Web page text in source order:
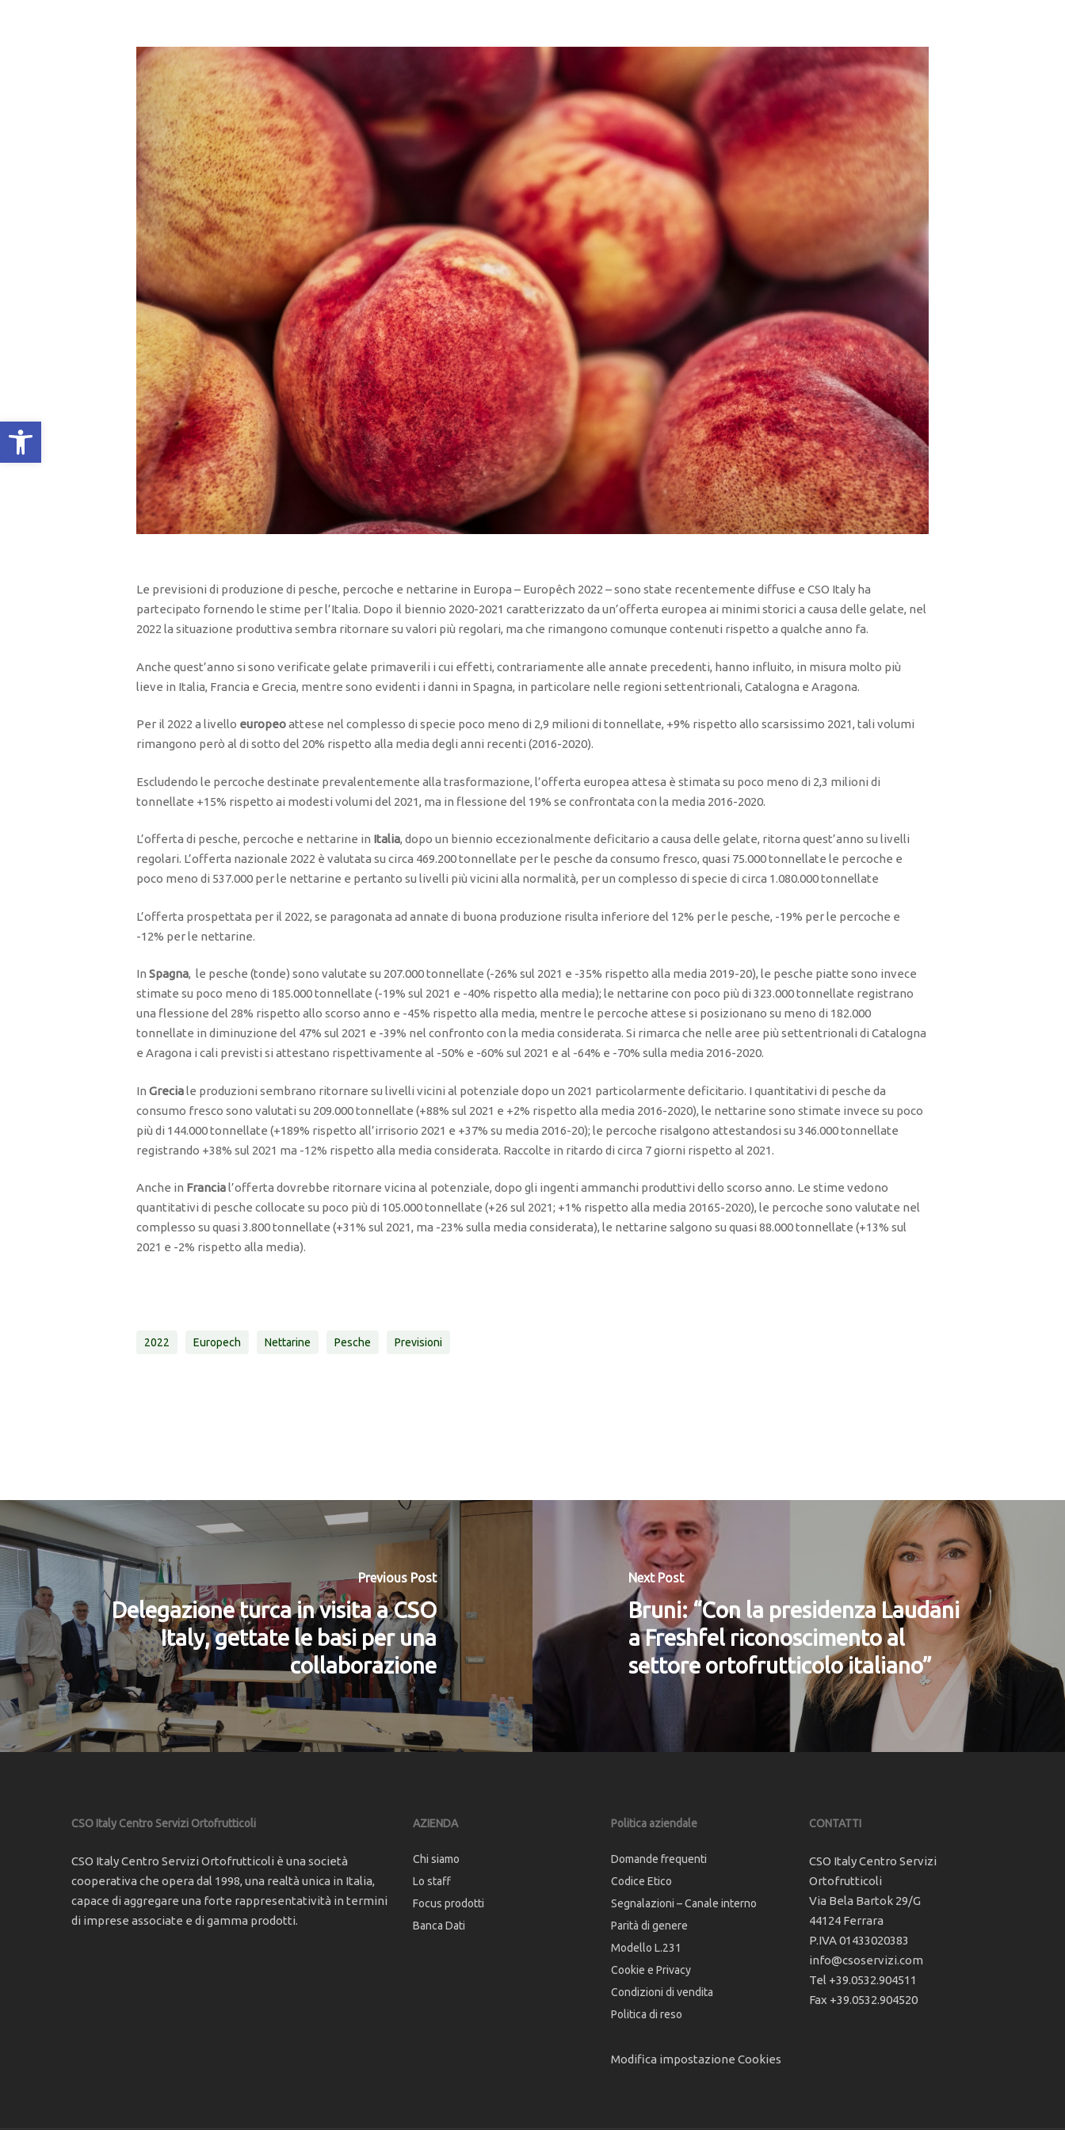
Apri la barra degli strumenti
Le previsioni di produzione di pesche, percoche e nettarine in Europa – Europêch 2022 – sono state recentemente diffuse e CSO Italy ha
partecipato fornendo le stime per l’Italia. Dopo il biennio 2020-2021 caratterizzato da un’offerta europea ai minimi storici a causa delle gelate, nel
2022 la situazione produttiva sembra ritornare su valori più regolari, ma che rimangono comunque contenuti rispetto a qualche anno fa.
Anche quest’anno si sono verificate gelate primaverili i cui effetti, contrariamente alle annate precedenti, hanno influito, in misura molto più
lieve in Italia, Francia e Grecia, mentre sono evidenti i danni in Spagna, in particolare nelle regioni settentrionali, Catalogna e Aragona.
Per il 2022 a livello europeoattese nel complesso di specie poco meno di 2,9 milioni di tonnellate, +9% rispetto allo scarsissimo 2021, tali volumi
rimangono però al di sotto del 20% rispetto alla media degli anni recenti (2016-2020).
Escludendo le percoche destinate prevalentemente alla trasformazione, l’offerta europea attesa è stimata su poco meno di 2,3 milioni di
tonnellate +15% rispetto ai modesti volumi del 2021, ma in flessione del 19% se confrontata con la media 2016-2020.
L’offerta di pesche, percoche e nettarine in Italia, dopo un biennio eccezionalmente deficitario a causa delle gelate, ritorna quest’anno su livelli
regolari. L’offerta nazionale 2022 è valutata su circa 469.200 tonnellate per le pesche da consumo fresco, quasi 75.000 tonnellate le percoche e
poco meno di 537.000 per le nettarine e pertanto su livelli più vicini alla normalità, per un complesso di specie di circa 1.080.000 tonnellate
L’offerta prospettata per il 2022, se paragonata ad annate di buona produzione risulta inferiore del 12% per le pesche, -19% per le percoche e
-12% per le nettarine.
In Spagna, le pesche (tonde) sono valutate su 207.000 tonnellate (-26% sul 2021 e -35% rispetto alla media 2019-20), le pesche piatte sono invece
stimate su poco meno di 185.000 tonnellate (-19% sul 2021 e -40% rispetto alla media); le nettarine con poco più di 323.000 tonnellate registrano
una flessione del 28% rispetto allo scorso anno e -45% rispetto alla media, mentre le percoche attese si posizionano su meno di 182.000
tonnellate in diminuzione del 47% sul 2021 e -39% nel confronto con la media considerata. Si rimarca che nelle aree più settentrionali di Catalogna
e Aragona i cali previsti si attestano rispettivamente al -50% e -60% sul 2021 e al -64% e -70% sulla media 2016-2020.
In Grecia le produzioni sembrano ritornare su livelli vicini al potenziale dopo un 2021 particolarmente deficitario. I quantitativi di pesche da
consumo fresco sono valutati su 209.000 tonnellate (+88% sul 2021 e +2% rispetto alla media 2016-2020), le nettarine sono stimate invece su poco
più di 144.000 tonnellate (+189% rispetto all’irrisorio 2021 e +37% su media 2016-20); le percoche risalgono attestandosi su 346.000 tonnellate
registrando +38% sul 2021 ma -12% rispetto alla media considerata. Raccolte in ritardo di circa 7 giorni rispetto al 2021.
Anche in Francia l’offerta dovrebbe ritornare vicina al potenziale, dopo gli ingenti ammanchi produttivi dello scorso anno. Le stime vedono
quantitativi di pesche collocate su poco più di 105.000 tonnellate (+26 sul 2021; +1% rispetto alla media 20165-2020), le percoche sono valutate nel
complesso su quasi 3.800 tonnellate (+31% sul 2021, ma -23% sulla media considerata), le nettarine salgono su quasi 88.000 tonnellate (+13% sul
2021 e -2% rispetto alla media).
2022 Europech Nettarine Pesche Previsioni
Previous Post
Delegazione turca in visita a CSO
Italy, gettate le basi per una
collaborazione
Next Post
Bruni: “Con la presidenza Laudani
a Freshfel riconoscimento al
settore ortofrutticolo italiano”
CSO Italy Centro Servizi Ortofrutticoli
CSO Italy Centro Servizi Ortofrutticoli è una società
cooperativa che opera dal 1998, una realtà unica in Italia,
capace di aggregare una forte rappresentatività in termini
di imprese associate e di gamma prodotti.
AZIENDA
Chi siamo
Lo staff
Focus prodotti
Banca Dati
Politica aziendale
Domande frequenti
Codice Etico
Segnalazioni – Canale interno
Parità di genere
Modello L.231
Cookie e Privacy
Condizioni di vendita
Politica di reso
Modifica impostazione Cookies
CONTATTI
CSO Italy Centro Servizi
Ortofrutticoli
Via Bela Bartok 29/G
44124 Ferrara
P.IVA 01433020383
info@csoservizi.com
Tel +39.0532.904511
Fax +39.0532.904520